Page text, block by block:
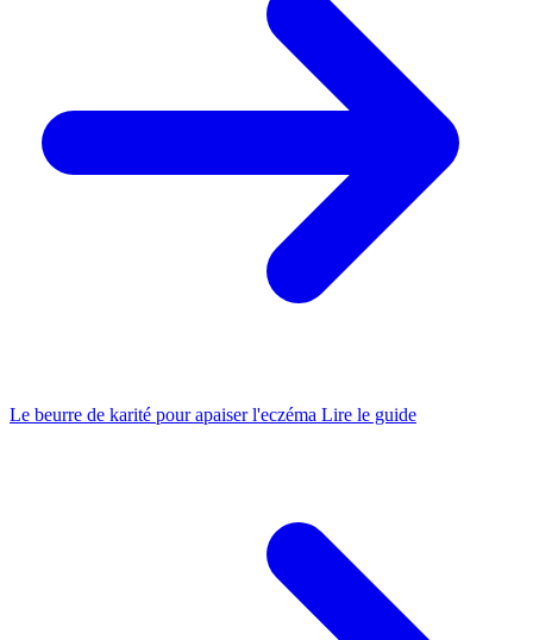
Le beurre de karité pour apaiser l'eczéma Lire le guide